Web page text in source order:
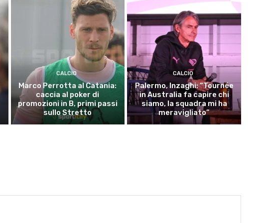
CALCIO
Marco Perrotta al Catania:
caccia al poker di
promozioni in B, primi passi
sullo Stretto
CALCIO
Palermo, Inzaghi: “Tournée
in Australia fa capire chi
siamo, la squadra mi ha
meravigliato”